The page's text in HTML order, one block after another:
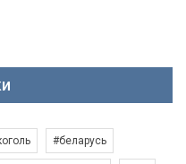
#беларусь